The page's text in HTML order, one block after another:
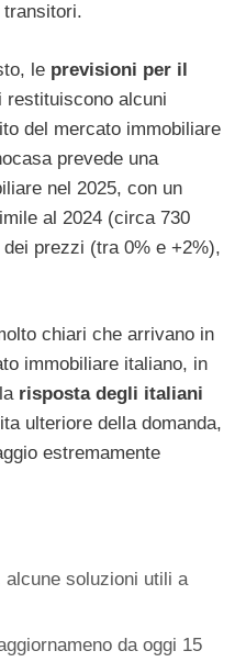
le previsioni per il
restituiscono alcuni
del mercato immobiliare
prevede una
nel 2025, con un
al 2024 (circa 730
prezzi (tra 0% e +2%),
chiari che arrivano in
immobiliare italiano, in
risposta degli italiani
ulteriore della domanda,
estremamente
soluzioni utili a
da oggi 15